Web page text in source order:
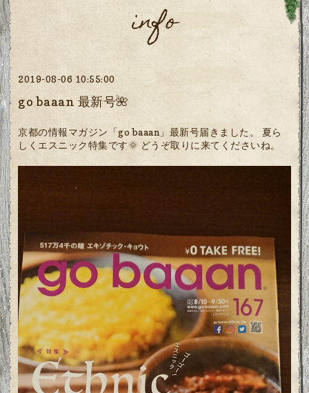
info
2019-08-06 10:55:00
go baaan 最新号🌺
京都の情報マガジン「go baaan」最新号届きました。 夏ら
しくエスニック特集です🌞 どうぞ取りに来てくださいね。